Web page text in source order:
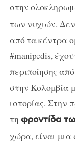
στην
των νυχιών. Δεν
από τα κέντρα
#manipedis,
περιποίησης
στην Κολομβία
ιστορίας. Στην
τη φροντίδα
χώρα, είναι μια